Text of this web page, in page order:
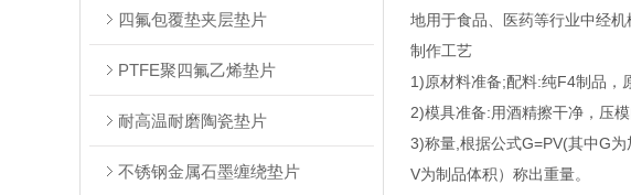
四氟包覆垫夹层垫片
PTFE聚四氟乙烯垫片
耐高温耐磨陶瓷垫片
不锈钢金属石墨缠绕垫片
地用于食品、医药等行业中经
制作工艺
1)原材料准备;配料:纯F4制品，
2)模具准备:用酒精擦干净，压
3)称量,根据公式G=PV(其中G为
V为制品体积）称出重量。